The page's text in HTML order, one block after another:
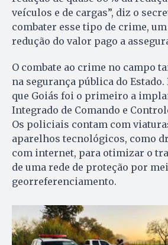
veículos e de cargas”, diz o
combater esse tipo de crime,
redução do valor pago a
O combate ao crime no campo
na segurança pública do Estado.
que Goiás foi o primeiro a
Integrado de Comando e
Os policiais contam com
aparelhos tecnológicos, como
com internet, para otimizar o
de uma rede de proteção por
georreferenciamento.